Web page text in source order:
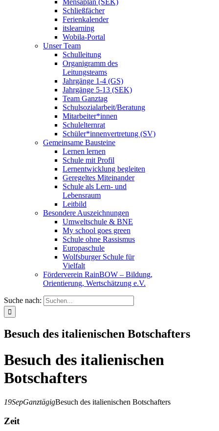
Mensaplan (SEK)
Schließfächer
Ferienkalender
itslearning
Wobila-Portal
Unser Team
Schulleitung
Organigramm des
Leitungsteams
Jahrgänge 1-4 (GS)
Jahrgänge 5-13 (SEK)
Team Ganztag
Schulsozialarbeit/Beratung
Mitarbeiter*innen
Schulelternrat
Schüler*innenvertretung (SV)
Gemeinsame Bausteine
Lernen lernen
Schule mit Profil
Lernentwicklung begleiten
Geregeltes Miteinander
Schule als Lern- und
Lebensraum
Leitbild
Besondere Auszeichnungen
Umweltschule & BNE
My school goes green
Schule ohne Rassismus
Europaschule
Wolfsburger Schule für
Vielfalt
Förderverein RainBOW – Bildung,
Orientierung, Wertschätzung e.V.
Suche nach:
Besuch des italienischen Botschafters
Besuch des italienischen
Botschafters
19SepGanztägigBesuch des italienischen Botschafters
Zeit